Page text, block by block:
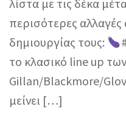
λίστα με τις δέκα
περισότερες
δημιουργίας τους:
το κλασικό line up των
Gillan/Blackmore/
μείνει […]